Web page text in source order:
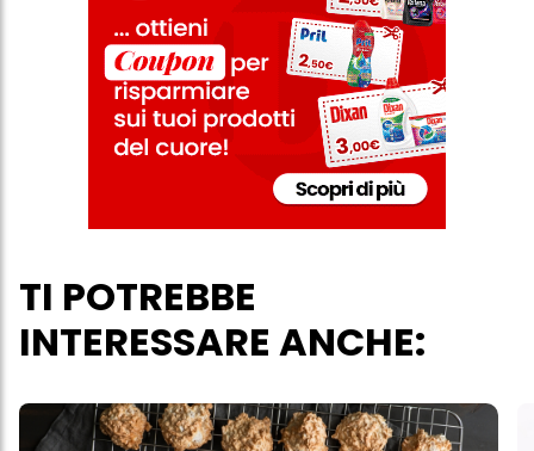
TI POTREBBE
INTERESSARE ANCHE:
acconsenti all'uso dei cookie e al trattamento dei tuoi dati
personali per tutte le finalità sopra indicate. Se fai clic su "Rifiuta",
verranno utilizzati solo i cookie tecnicamente necessari per fornirti
questo sito web.